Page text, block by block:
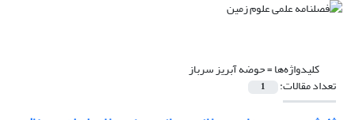
کلیدواژه‌ها =حوضه آبریز سرباز
تعداد مقالات: 1